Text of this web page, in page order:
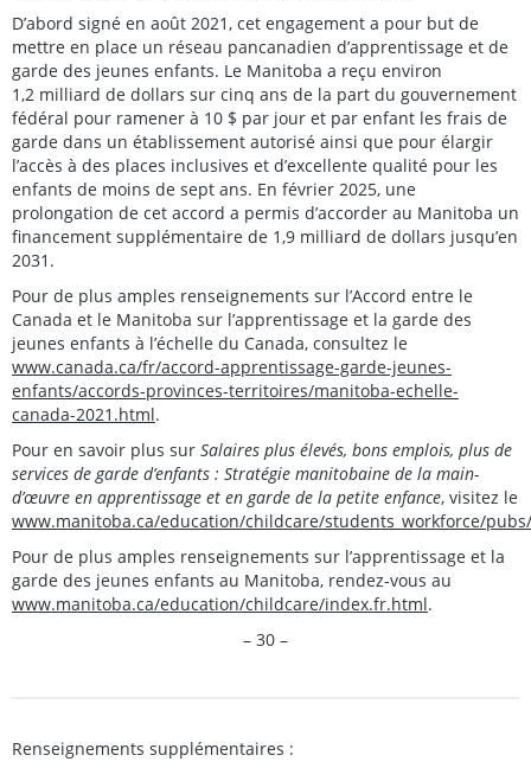
D’abord signé en août 2021, cet engagement a pour but de
mettre en place un réseau pancanadien d’apprentissage et de
garde des jeunes enfants. Le Manitoba a reçu environ
1,2 milliard de dollars sur cinq ans de la part du gouvernement
fédéral pour ramener à 10 $ par jour et par enfant les frais de
garde dans un établissement autorisé ainsi que pour élargir
l’accès à des places inclusives et d’excellente qualité pour les
enfants de moins de sept ans. En février 2025, une
prolongation de cet accord a permis d’accorder au Manitoba un
financement supplémentaire de 1,9 milliard de dollars jusqu’en
2031.
Pour de plus amples renseignements sur l’Accord entre le
Canada et le Manitoba sur l’apprentissage et la garde des
jeunes enfants à l’échelle du Canada, consultez le
www.canada.ca/fr/accord-apprentissage-garde-jeunes-
enfants/accords-provinces-territoires/manitoba-echelle-
canada-2021.html.
Pour en savoir plus sur Salaires plus élevés, bons emplois, plus de
services de garde d’enfants : Stratégie manitobaine de la main-
d’œuvre en apprentissage et en garde de la petite enfance, visitez le
www.manitoba.ca/education/childcare/students_workforce/
Pour de plus amples renseignements sur l’apprentissage et la
garde des jeunes enfants au Manitoba, rendez-vous au
www.manitoba.ca/education/childcare/index.fr.html.
– 30 –
Renseignements supplémentaires :